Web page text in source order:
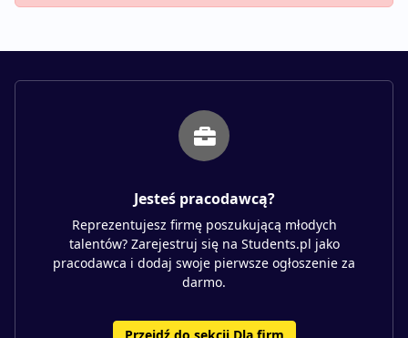
Jesteś pracodawcą?
Reprezentujesz firmę poszukującą młodych
talentów? Zarejestruj się na Students.pl jako
pracodawca i dodaj swoje pierwsze ogłoszenie za
darmo.